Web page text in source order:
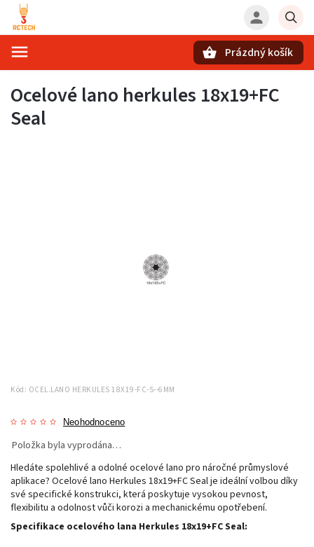
Prázdný košík
Ocelové lano herkules 18x19+FC
Seal
Kód: OCEL.LANO HERKULES 18X19-FC-S--6MM
Neohodnoceno
Položka byla vyprodána…
Hledáte spolehlivé a odolné ocelové lano pro náročné průmyslové
aplikace? Ocelové lano Herkules 18x19+FC Seal je ideální volbou díky
své specifické konstrukci, která poskytuje vysokou pevnost,
flexibilitu a odolnost vůči korozi a mechanickému opotřebení.
Specifikace ocelového lana Herkules 18x19+FC Seal: